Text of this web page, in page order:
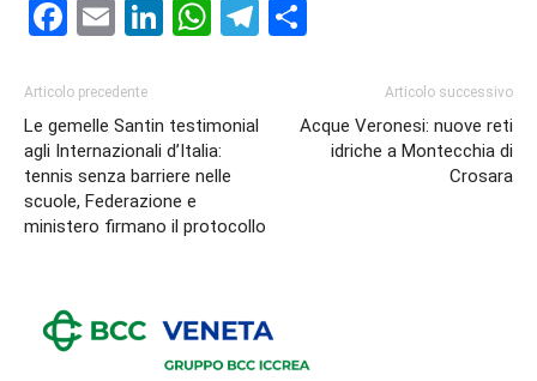
Facebook
EmailLinkedIn
WhatsApp
Telegram
Articolo precedente
Le gemelle Santin testimonial
agli Internazionali d’Italia:
tennis senza barriere nelle
scuole, Federazione e
ministero firmano il protocollo
Articolo successivo
Acque Veronesi: nuove reti
idriche a Montecchia di
Crosara